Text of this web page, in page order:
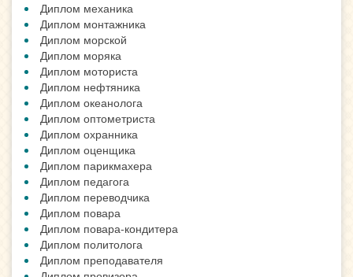
Диплом механика
Диплом монтажника
Диплом морской
Диплом моряка
Диплом моториста
Диплом нефтяника
Диплом океанолога
Диплом оптометриста
Диплом охранника
Диплом оценщика
Диплом парикмахера
Диплом педагога
Диплом переводчика
Диплом повара
Диплом повара-кондитера
Диплом политолога
Диплом преподавателя